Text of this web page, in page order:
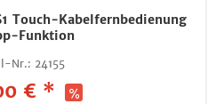
Touch-Kabelfernbedienung
Funktion
Nr.: 24155
€ *